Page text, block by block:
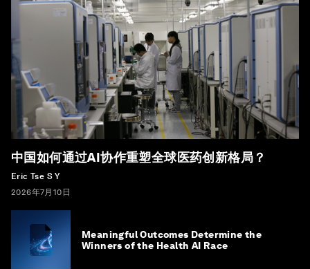
中国如何通过AI协作重塑全球医药创新格局？
Eric Tse S Y
2026年7月10日
Meaningful Outcomes Determine the
Winners of the Health AI Race